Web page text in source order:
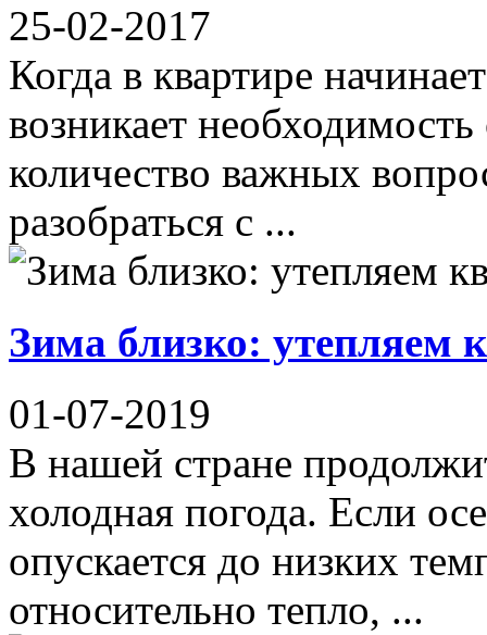
25-02-2017
Когда в квартире
возникает
количество важных
разобраться с ...
Зима близко: утепляем
01-07-2019
В нашей стране
холодная погода. Если
опускается до низких
относительно тепло, ...